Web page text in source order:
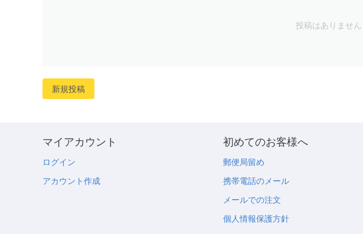
投稿はありません
新規投稿
マイアカウント
ログイン
アカウント作成
初めてのお客様へ
郵便局留め
携帯電話のメール
メールでの注文
個人情報保護方針